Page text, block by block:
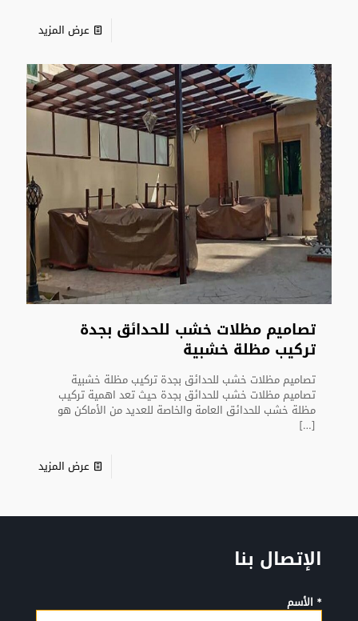
عرض المزيد
تصاميم مظلات خشب للحدائق بجدة
تركيب مظلة خشبية
تصاميم مظلات خشب للحدائق بجدة تركيب مظلة خشبية
تصاميم مظلات خشب للحدائق بجدة حيث تعد اهمية تركيب
مظلة خشب للحدائق العامة والخاصة للعديد من الأماكن هو
[…]
عرض المزيد
الإتصال بنا
* الأسم